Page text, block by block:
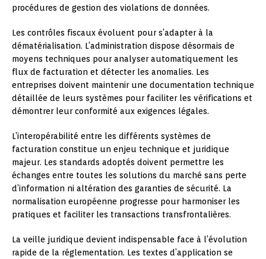
procédures de gestion des violations de données.
Les contrôles fiscaux évoluent pour s’adapter à la
dématérialisation. L’administration dispose désormais de
moyens techniques pour analyser automatiquement les
flux de facturation et détecter les anomalies. Les
entreprises doivent maintenir une documentation technique
détaillée de leurs systèmes pour faciliter les vérifications et
démontrer leur conformité aux exigences légales.
L’interopérabilité entre les différents systèmes de
facturation constitue un enjeu technique et juridique
majeur. Les standards adoptés doivent permettre les
échanges entre toutes les solutions du marché sans perte
d’information ni altération des garanties de sécurité. La
normalisation européenne progresse pour harmoniser les
pratiques et faciliter les transactions transfrontalières.
La veille juridique devient indispensable face à l’évolution
rapide de la réglementation. Les textes d’application se